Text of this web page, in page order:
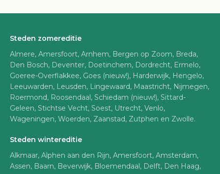
Steden zomereditie
Almere, Amersfoort, Arnhem, Bergen op Zoom, Breda,
Den Bosch, Deventer, Doetinchem, Dordrecht, Ermelo,
Goeree-Overflakkee, Goes (nieuw!), Harderwijk, Hengelo,
Leeuwarden, Leusden, Lingewaard, Maastricht, Nijmegen,
Roermond, Roosendaal, Schiedam (nieuw!), Sittard-
Geleen, Stichtse Vecht, Soest, Utrecht, Venlo,
Wageningen, Woerden, Zaanstad, Zutphen en Zwolle.
Steden wintereditie
Alkmaar, Alphen aan den Rijn, Amersfoort, Amsterdam,
Assen, Baarn, Beverwijk, Bloemendaal, Delft, Den Haag,